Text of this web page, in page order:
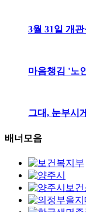
3월 31일 개
마음챙김 '노
그대, 눈부시
배너모음